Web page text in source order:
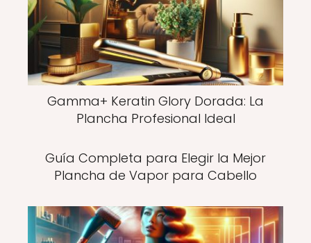
Gamma+ Keratin Glory Dorada: La
Plancha Profesional Ideal
Guía Completa para Elegir la Mejor
Plancha de Vapor para Cabello